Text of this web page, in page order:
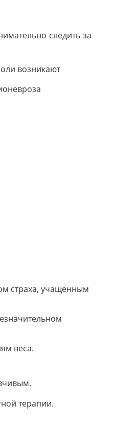
следить за
возникают
страха, учащенным
веса.
терапии.